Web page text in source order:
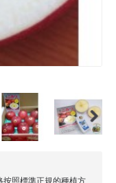
按照標準正規的種植方